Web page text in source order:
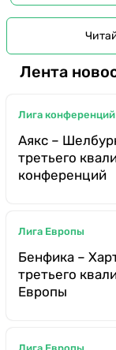
Лента
Лига конференций
Аякс –
третьего
конференций
Лига Европы
Бенфика –
третьего
Европы